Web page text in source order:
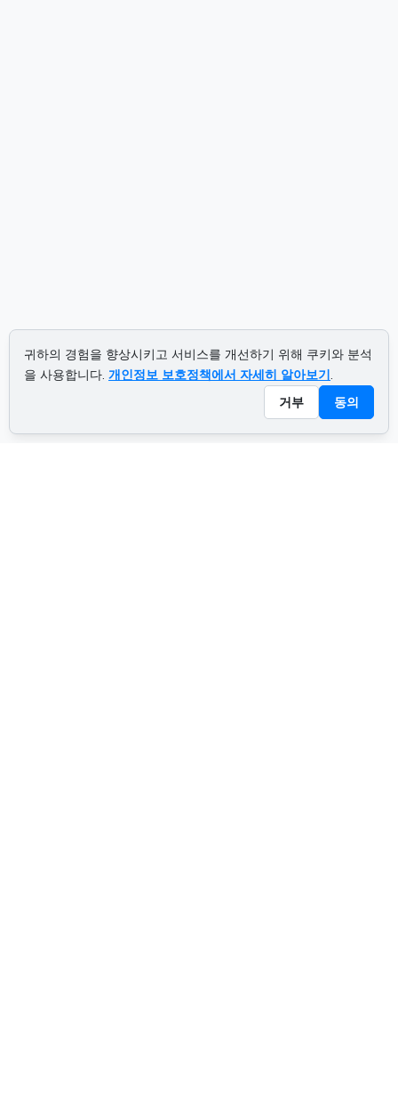
귀하의 경험을 향상시키고 서비스를 개선하기 위해 쿠키와 분석
을 사용합니다. 개인정보 보호정책에서 자세히 알아보기.
거부
동의